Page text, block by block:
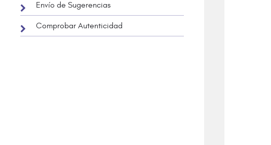
Envío de Sugerencias
Comprobar Autenticidad